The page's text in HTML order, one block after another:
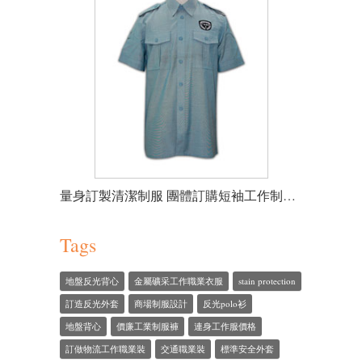
量身訂製清潔制服 團體訂購短袖工作制服 設計短袖外套款式 短袖制服專門店 男裝中袖恤衫供應商
Tags
地盤反光背心 金屬礦采工作職業衣服
stain protection
訂造反光外套
商場制服設計
反光polo衫
地盤背心
價廉工業制服褲
連身工作服價格
訂做物流工作職業裝
交通職業裝 標準安全外套